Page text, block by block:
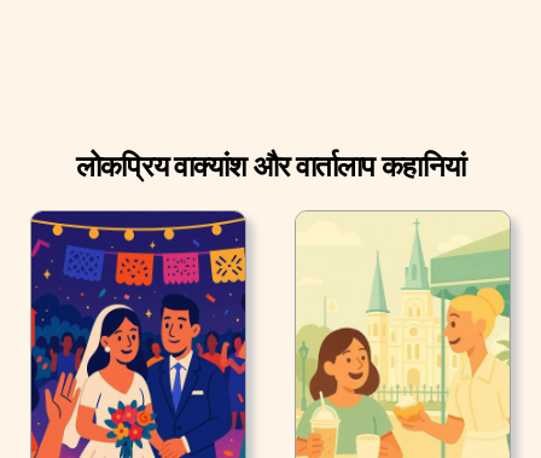
लोकप्रिय वाक्यांश और वार्तालाप कहानियां